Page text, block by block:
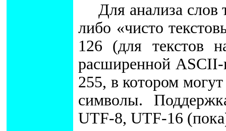
Для анализа слов
либо «чисто
126 (для текстов
расширенной
255, в котором
символы.
UTF-8, UTF-16